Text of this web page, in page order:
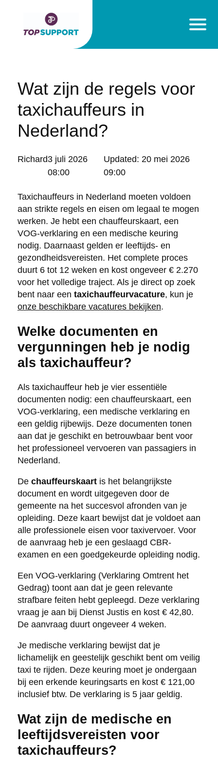
Wat zijn de regels voor
taxichauffeurs in
Nederland?
Posted
Richard3 juli 2026
08:00
Updated: 20 mei 2026
09:00
Taxichauffeurs in Nederland moeten voldoen
aan strikte regels en eisen om legaal te mogen
werken. Je hebt een chauffeurskaart, een
VOG-verklaring en een medische keuring
nodig. Daarnaast gelden er leeftijds- en
gezondheidsvereisten. Het complete proces
duurt 6 tot 12 weken en kost ongeveer € 2.270
voor het volledige traject. Als je direct op zoek
bent naar een taxichauffeurvacature, kun je
onze beschikbare vacatures bekijken.
Welke documenten en
vergunningen heb je nodig
als taxichauffeur?
Als taxichauffeur heb je vier essentiële
documenten nodig: een chauffeurskaart, een
VOG-verklaring, een medische verklaring en
een geldig rijbewijs. Deze documenten tonen
aan dat je geschikt en betrouwbaar bent voor
het professioneel vervoeren van passagiers in
Nederland.
De chauffeurskaartis het belangrijkste
document en wordt uitgegeven door de
gemeente na het succesvol afronden van je
opleiding. Deze kaart bewijst dat je voldoet aan
alle professionele eisen voor taxivervoer. Voor
de aanvraag heb je een geslaagd CBR-
examen en een goedgekeurde opleiding nodig.
Een VOG-verklaring (Verklaring Omtrent het
Gedrag) toont aan dat je geen relevante
strafbare feiten hebt gepleegd. Deze verklaring
vraag je aan bij Dienst Justis en kost € 42,80.
De aanvraag duurt ongeveer 4 weken.
Je medische verklaring bewijst dat je
lichamelijk en geestelijk geschikt bent om veilig
taxi te rijden. Deze keuring moet je ondergaan
bij een erkende keuringsarts en kost € 121,00
inclusief btw. De verklaring is 5 jaar geldig.
Wat zijn de medische en
leeftijdsvereisten voor
taxichauffeurs?